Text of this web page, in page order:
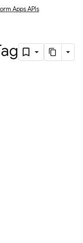
Apps APIs